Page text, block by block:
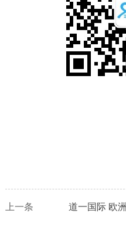
上一条 道一国际 欧